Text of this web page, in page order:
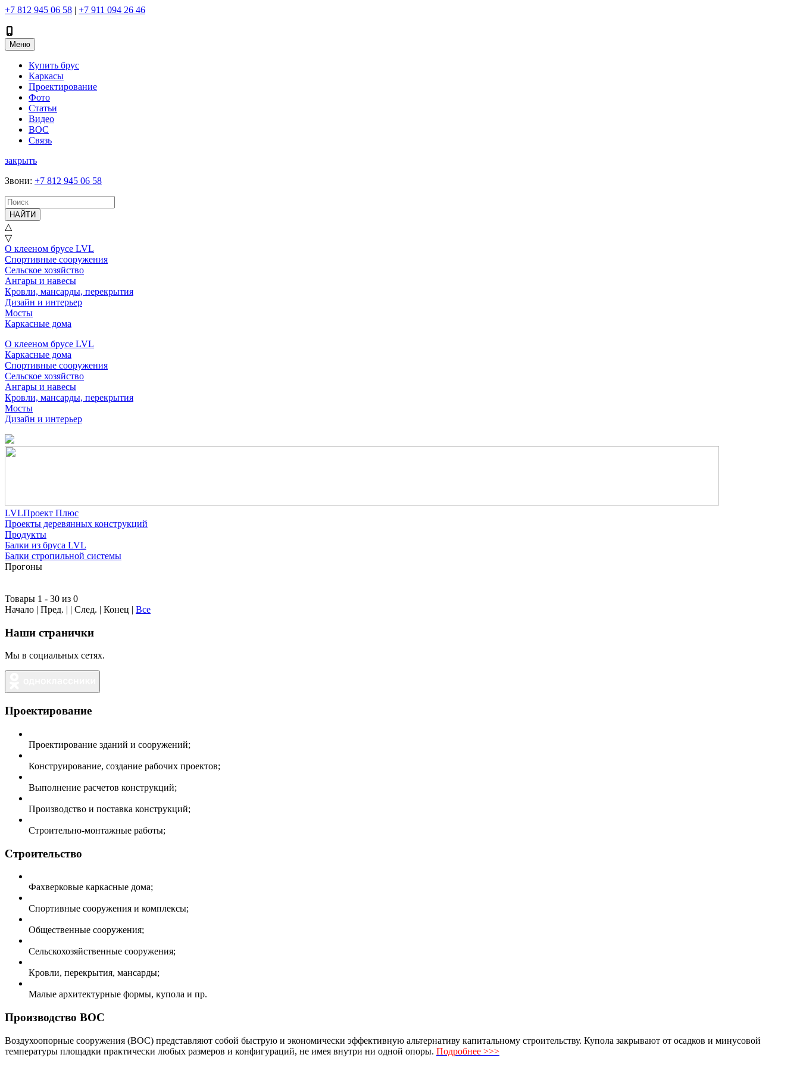
+7 812 945 06 58 | +7 911 094 26 46
Меню
Купить брус
Каркасы
Проектирование
Фото
Статьи
Видео
ВОС
Связь
закрыть
Звони: +7 812 945 06 58
НАЙТИ
△
▽
О клееном брусе LVL
Спортивные сооружения
Сельское хозяйство
Ангары и навесы
Кровли, мансарды, перекрытия
Дизайн и интерьер
Мосты
Каркасные дома
О клееном брусе LVL
Каркасные дома
Спортивные сооружения
Сельское хозяйство
Ангары и навесы
Кровли, мансарды, перекрытия
Мосты
Дизайн и интерьер
LVLПроект Плюс
Проекты деревянных конструкций
Продукты
Балки из бруса LVL
Балки стропильной системы
Прогоны
Товары 1 - 30 из 0
Начало | Пред. | | След. | Конец | Все
Наши странички
Мы в социальных сетях.
Проектирование
Проектирование зданий и сооружений;
Конструирование, создание рабочих проектов;
Выполнение расчетов конструкций;
Производство и поставка конструкций;
Строительно-монтажные работы;
Строительство
Фахверковые каркасные дома;
Спортивные сооружения и комплексы;
Общественные сооружения;
Сельскохозяйственные сооружения;
Кровли, перекрытия, мансарды;
Малые архитектурные формы, купола и пр.
Производство ВОС
Воздухоопорные сооружения (ВОС) представляют собой быструю и экономически эффективную альтернативу капитальному строительству. Купола закрывают от осадков и минусовой
температуры площадки практически любых размеров и конфигураций, не имея внутри ни одной опоры. Подробнее >>>